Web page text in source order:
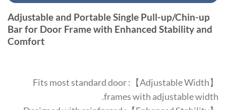
Adjustable and Portable Single Pull-up/Chin-up
Bar for Door Frame with Enhanced Stability and
Comfort
【Adjustable Width】: Fits most standard door
frames with adjustable width.